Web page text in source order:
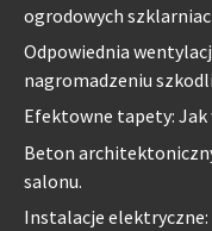
ogrodowych
Odpowiednia
nagromadzeniu
Efektowne tapety:
Beton
salonu.
Instalacje elektryczne: